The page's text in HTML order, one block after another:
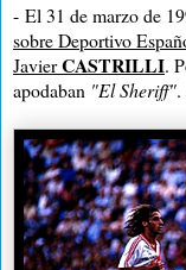
- El 31 de marzo de
sobre Deportivo
JavierCASTRILLI.
apodaban "El Sheriff".